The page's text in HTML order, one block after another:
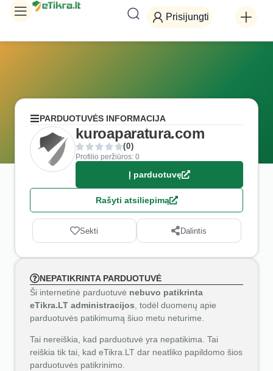
Prisijungti
PARDUOTUVĖS INFORMACIJA
kuroaparatura.com
(0)
Profilio peržiūros: 0
Į parduotuvę
Rašyti atsiliepimą
Sekti Dalintis
NEPATIKRINTA PARDUOTUVĖ
Ši internetinė parduotuvė nebuvo patikrinta
eTikra.LT administracijos , todėl duomenų apie
parduotuvės patikimumą šiuo metu neturime.
Tai nereiškia, kad parduotuvė yra nepatikima. Tai
reiškia tik tai, kad eTikra.LT dar neatliko papildomo šios
parduotuvės patikrinimo.